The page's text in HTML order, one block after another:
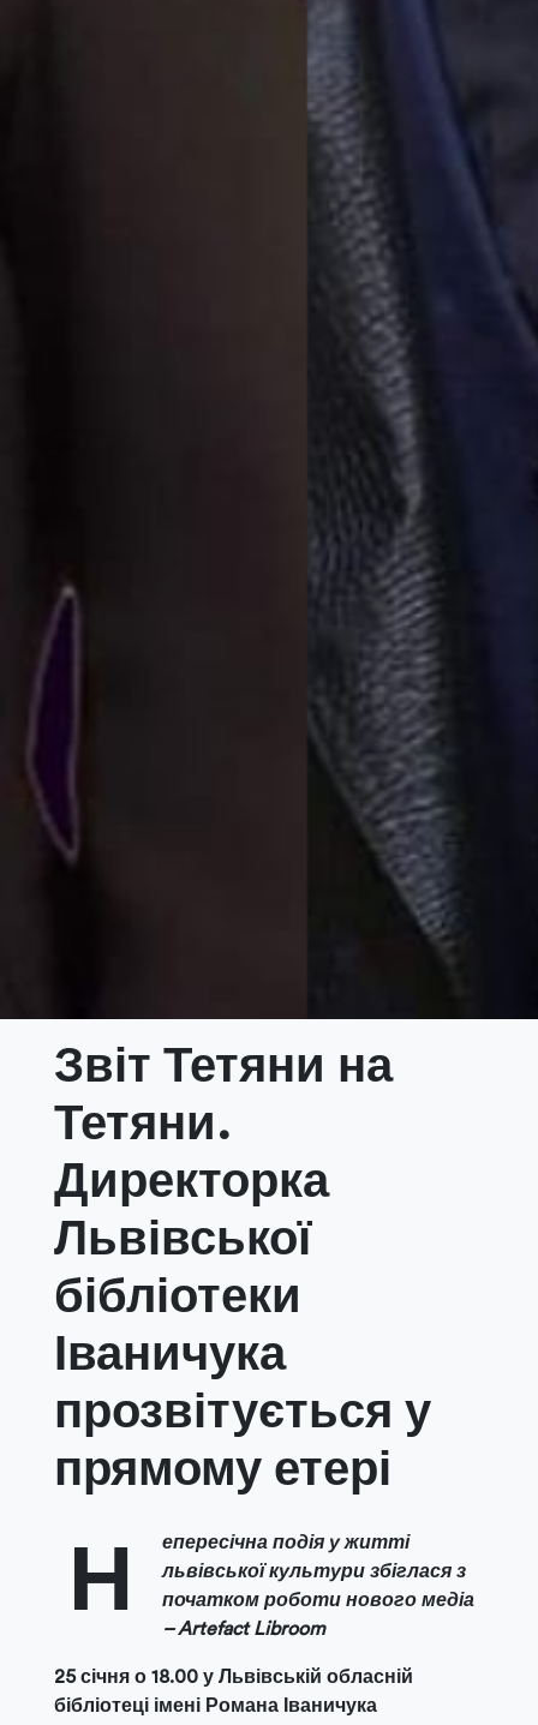
Звіт Тетяни на
Тетяни.
Директорка
Львівської
бібліотеки
Іваничука
прозвітується у
прямому етері
Н
епересічна подія у житті
львівської культури збіглася з
початком роботи нового медіа
– Artefact Libroom
25 січня о 18.00 у Львівській обласній
бібліотеці імені Романа Іваничука